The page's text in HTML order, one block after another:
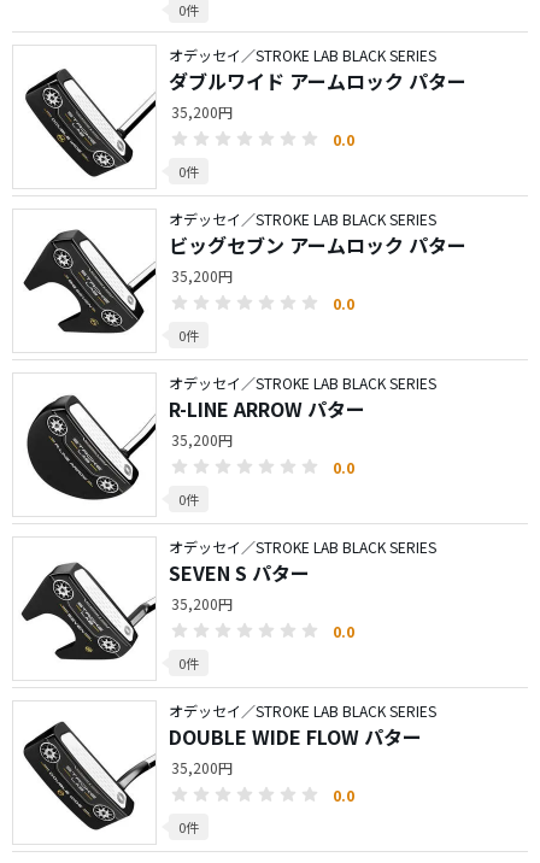
0件
オデッセイ／STROKE LAB BLACK SERIES
ダブルワイド アームロック パター
35,200円
0.0
0件
オデッセイ／STROKE LAB BLACK SERIES
ビッグセブン アームロック パター
35,200円
0.0
0件
オデッセイ／STROKE LAB BLACK SERIES
R-LINE ARROW パター
35,200円
0.0
0件
オデッセイ／STROKE LAB BLACK SERIES
SEVEN S パター
35,200円
0.0
0件
オデッセイ／STROKE LAB BLACK SERIES
DOUBLE WIDE FLOW パター
35,200円
0.0
0件